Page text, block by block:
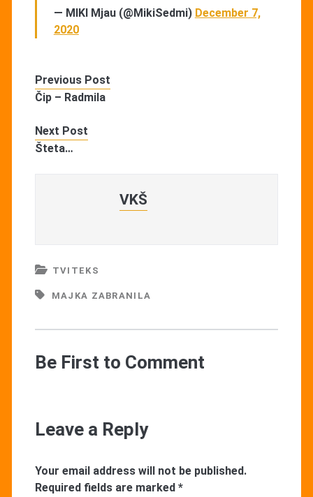
— MIKI Mjau (@MikiSedmi) December 7,
2020
Previous Post
Čip – Radmila
Next Post
Šteta…
VKŠ
TVITEKS
MAJKA ZABRANILA
Be First to Comment
Leave a Reply
Your email address will not be published.
Required fields are marked *